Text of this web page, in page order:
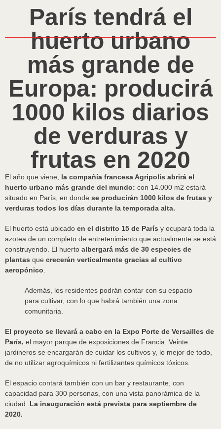
París tendrá el
huerto urbano
más grande de
Europa: producirá
1000 kilos diarios
de verduras y
frutas en 2020
El año que viene,
la compañía francesa Agripolis abrirá el
huerto urbano más grande del mundo: con 14.000 m2 estará
situado en París, en donde se producirán 1000 kilos de frutas y
verduras todos los días durante la temporada alta.
El huerto está ubicado en el distrito 15 de París y ocupará toda la
azotea de un completo de entretenimiento que actualmente se está
construyendo. El huerto albergará más de 30 especies de
plantas que crecerán verticalmente gracias al cultivo
aeropónico
Además, los residentes podrán contar con su espacio
para cultivar, con lo que habrá también una zona
comunitaria.
El proyecto se llevará a cabo en la Expo Porte de Versailles de
París, el mayor parque de exposiciones de Francia. Veinte
jardineros se encargarán de cuidar los cultivos y, lo mejor de todo,
de no utilizar agroquímicos ni fertilizantes químicos tóxicos.
El espacio contará también con un bar y restaurante, con
capacidad para 300 personas, con una vista panorámica de la
ciudad. La inauguración está prevista para septiembre de
2020.